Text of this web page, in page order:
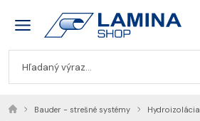
Bauder - strešné systémy Hydroizolácia